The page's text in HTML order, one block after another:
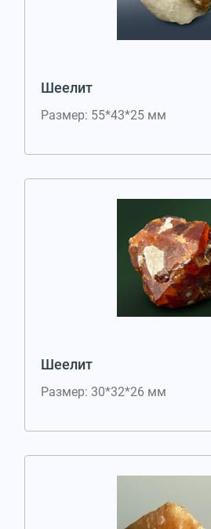
Шеелит
Размер: 55*43*25 мм
Шеелит
Размер: 30*32*26 мм